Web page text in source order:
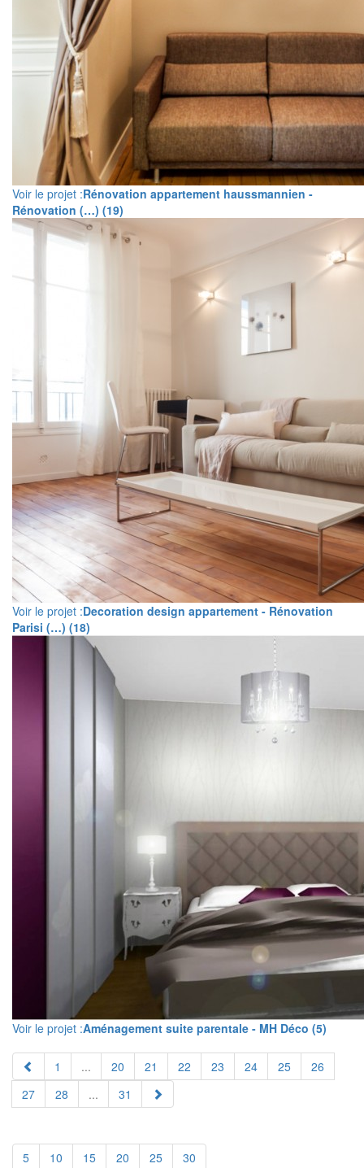
Voir le projet :Rénovation appartement haussmannien -
Rénovation (…) (19)
Voir le projet :Decoration design appartement - Rénovation
Parisi (…) (18)
Voir le projet :Aménagement suite parentale - MH Déco (5)
1 ... 20 21 22 23 24 25
26
27
28 ... 31
5 10 15 20 25 30